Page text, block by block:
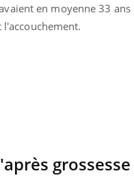
en moyenne 33
grossesse